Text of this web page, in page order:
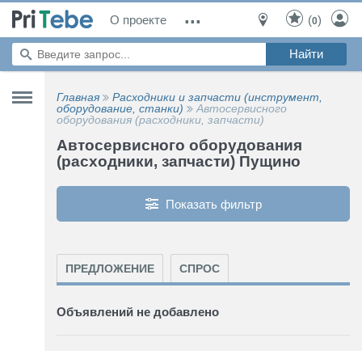
О проекте ... (0)
Главная
Расходники и запчасти (инструмент,
оборудование, станки)
Автосервисного
оборудования (расходники, запчасти)
Автосервисного оборудования
(расходники, запчасти) Пущино
Показать фильтр
ПРЕДЛОЖЕНИЕ СПРОС
Объявлений не добавлено